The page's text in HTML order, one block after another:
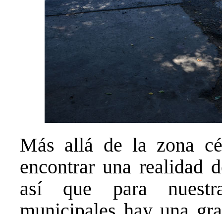
Más allá de la zona
encontrar una realidad
así que para